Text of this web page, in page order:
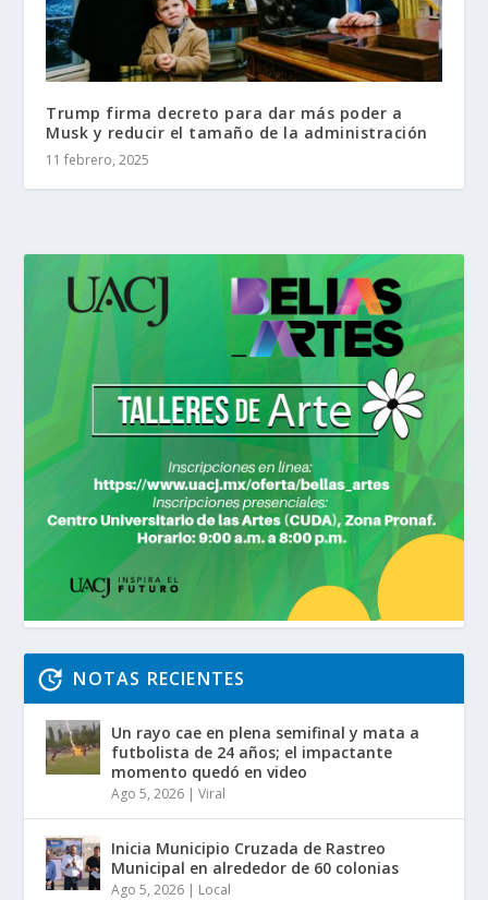
Trump firma decreto para dar más poder a
Musk y reducir el tamaño de la administración
11 febrero, 2025
NOTAS RECIENTES
Un rayo cae en plena semifinal y mata a
futbolista de 24 años; el impactante
momento quedó en video
Ago 5, 2026 |Viral
Inicia Municipio Cruzada de Rastreo
Municipal en alrededor de 60 colonias
Ago 5, 2026 | Local